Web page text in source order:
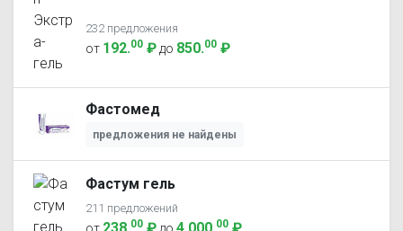
232 предложения
от 192.00 ₽ до 850.00 ₽
Фастомед
предложения не найдены
Фастум гель
211 предложений
от 238 00 ₽ до 4,000 00 ₽